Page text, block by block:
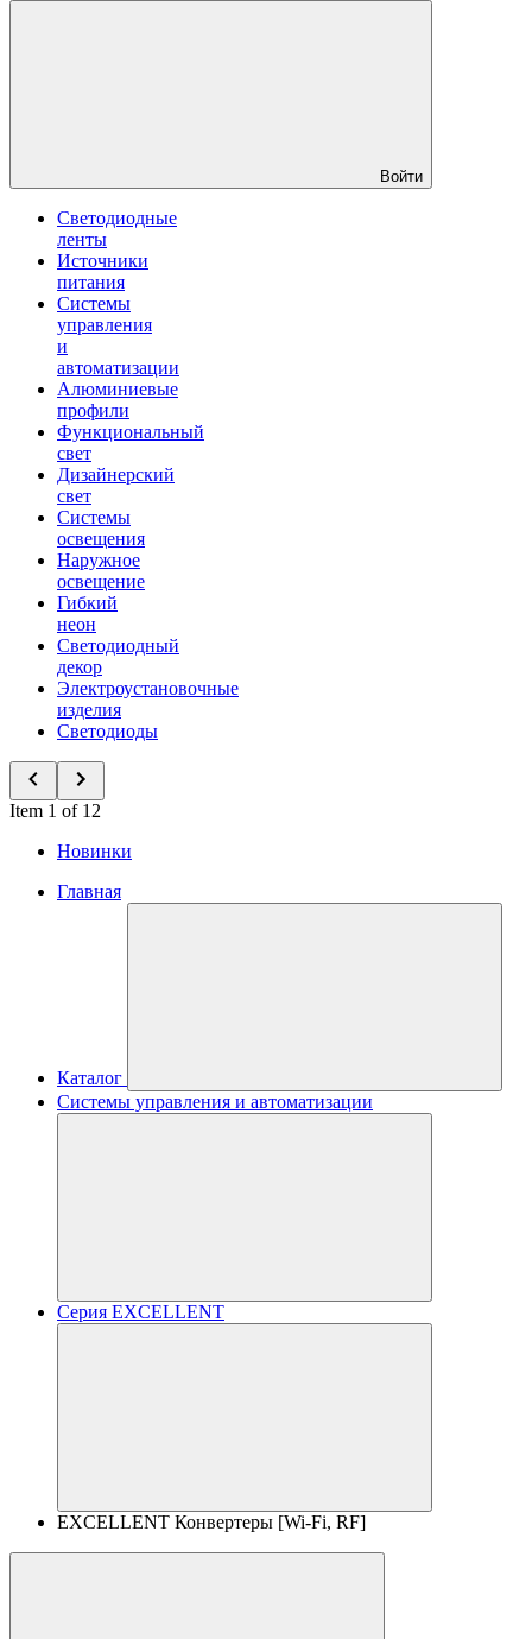
Войти
Светодиодные
ленты
Источники
питания
Системы
управления
и
автоматизации
Алюминиевые
профили
Функциональный
свет
Дизайнерский
свет
Системы
освещения
Наружное
освещение
Гибкий
неон
Светодиодный
декор
Электроустановочные
изделия
Светодиоды
Item 1 of 12
Новинки
Главная
Каталог
Системы управления и автоматизации
Серия EXCELLENT
EXCELLENT Конвертеры [Wi-Fi, RF]